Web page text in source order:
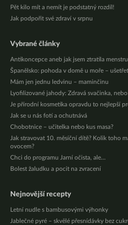
Pět kilo mít a nemít je podstatný rozdíl!
Jak podpořit své zdraví v srpnu
Vybrané články
Antikoncepce aneb jak jsem ztratila
Španělsko: pohoda v domě u moře –
Mám jen jednu ledvinu – maminčinu
Lyofilizované jahody: Zdravá svačinka,
Je přírodní kosmetika opravdu to nejlepší
Jak se u nás fotí a ochutnává
Chobotnice – učitelka nebo kus masa?
Jak stravovat 10. měsíční dítě? Kolik toho
ovocem?
Chci do programu Jarní očista, ale…
Bolest žaludku a pocit na zvracení
Nejnovější recepty
Letní nudle s bambusovými výhonky
Jablečné pyré – skvělé přesnídávky bez